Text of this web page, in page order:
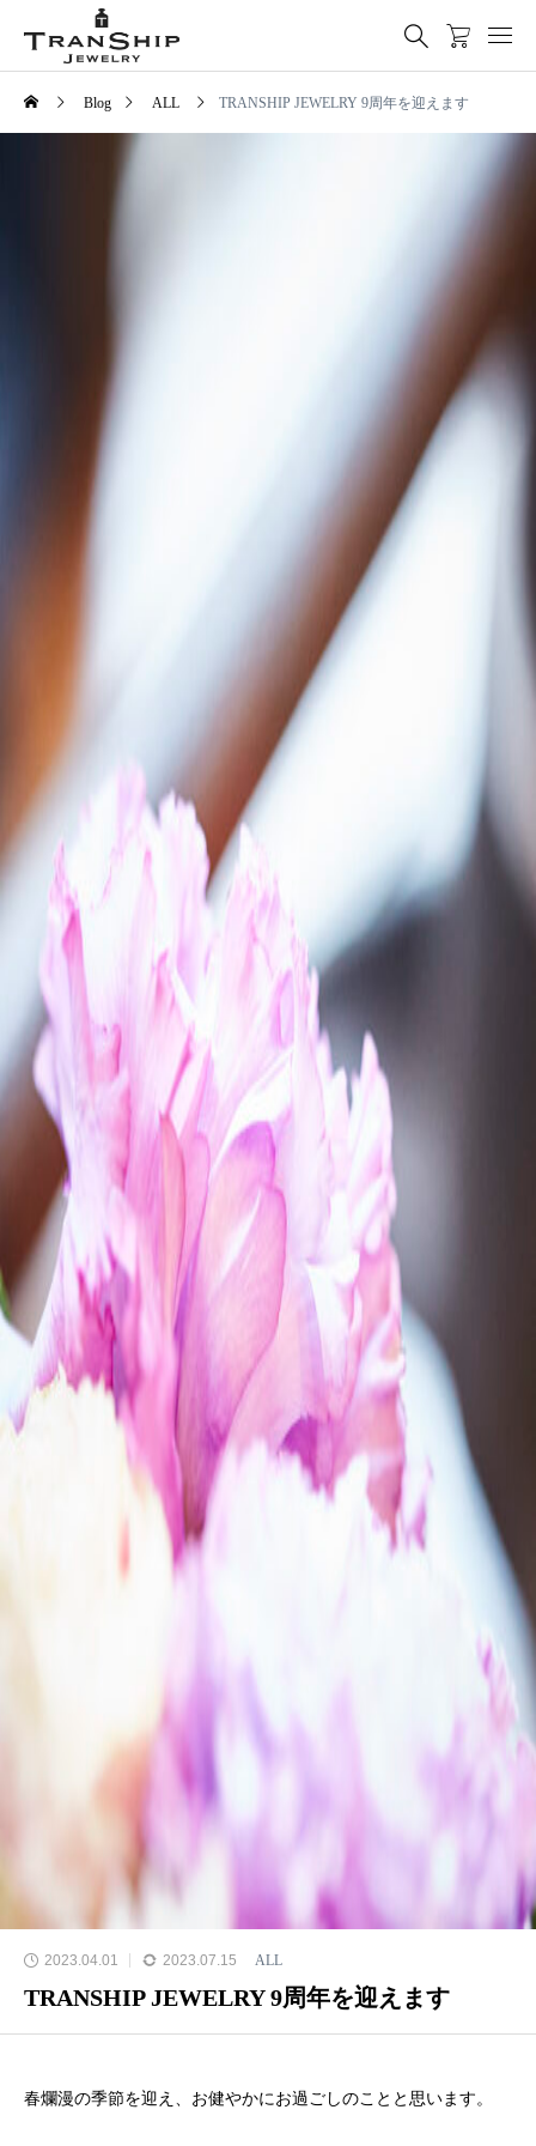
Blog ALL TRANSHIP JEWELRY 9周年を迎えます
2023.04.01 2023.07.15 ALL
TRANSHIP JEWELRY 9周年を迎えます
春爛漫の季節を迎え、お健やかにお過ごしのことと思います。